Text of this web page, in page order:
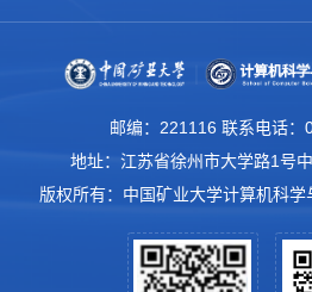
邮编：221116 联系电话：
地址：江苏省徐州市大学路1号
版权所有：中国矿业大学计算机科